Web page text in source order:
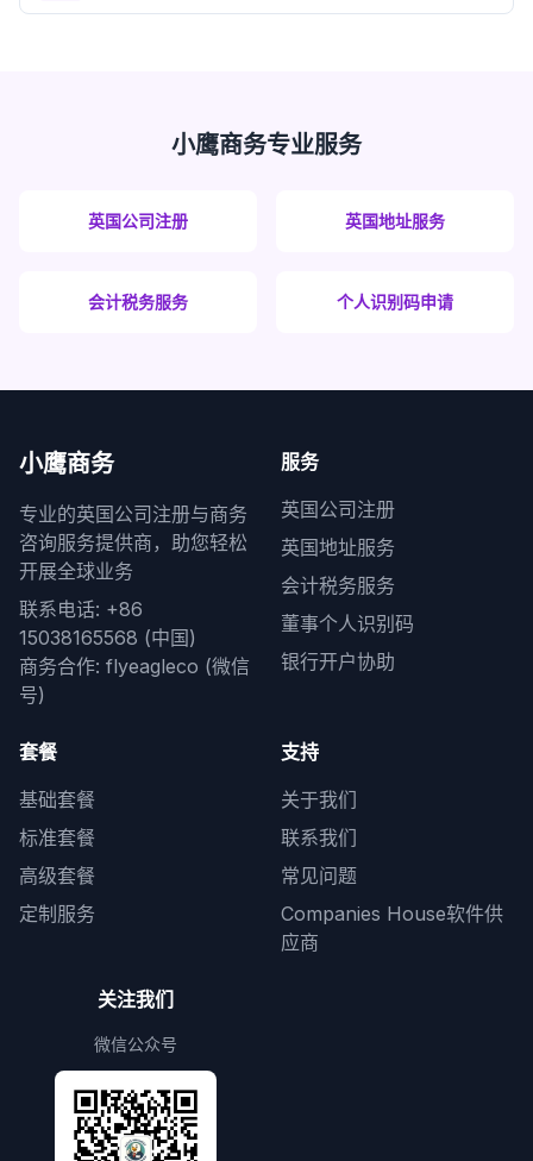
起新罚款标准翻倍（2026）
小鹰商务专业服务
英国公司注册 英国地址服务
会计税务服务 个人识别码申请
小鹰商务
专业的英国公司注册与商务
咨询服务提供商，助您轻松
开展全球业务
联系电话: +86
15038165568 (中国)
商务合作: flyeagleco (微信
号)
服务
英国公司注册
英国地址服务
会计税务服务
董事个人识别码
银行开户协助
套餐
基础套餐
标准套餐
高级套餐
定制服务
支持
关于我们
联系我们
常见问题
Companies House软件供
应商
关注我们
微信公众号